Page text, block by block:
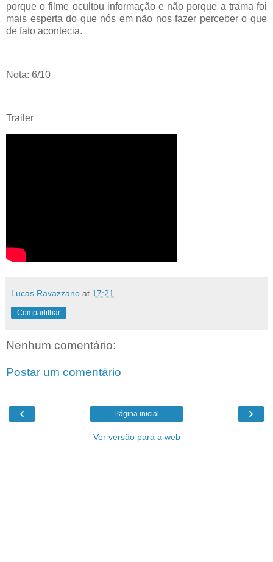
porque o filme ocultou informação e não porque a trama foi
mais esperta do que nós em não nos fazer perceber o que
de fato acontecia.
Nota: 6/10
Trailer
Lucas Ravazzano at 17:21
Compartilhar
Nenhum comentário:
Postar um comentário
‹ ›
Página inicial
Ver versão para a web